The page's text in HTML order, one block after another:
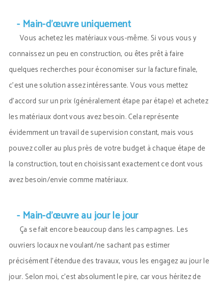
- Main-d’œuvre uniquement
Vous achetez les matériaux vous-même. Si vous vous y
connaissez un peu en construction, ou êtes prêt à faire
quelques recherches pour économiser sur la facture finale,
c’est une solution assez intéressante. Vous vous mettez
d’accord sur un prix (généralement étape par étape) et achetez
les matériaux dont vous avez besoin. Cela représente
évidemment un travail de supervision constant, mais vous
pouvez coller au plus près de votre budget à chaque étape de
la construction, tout en choisissant exactement ce dont vous
avez besoin/envie comme matériaux.
- Main-d’œuvre au jour le jour
Ça se fait encore beaucoup dans les campagnes. Les
ouvriers locaux ne voulant/ne sachant pas estimer
précisément l’étendue des travaux, vous les engagez au jour le
jour. Selon moi, c’est absolument le pire, car vous héritez de